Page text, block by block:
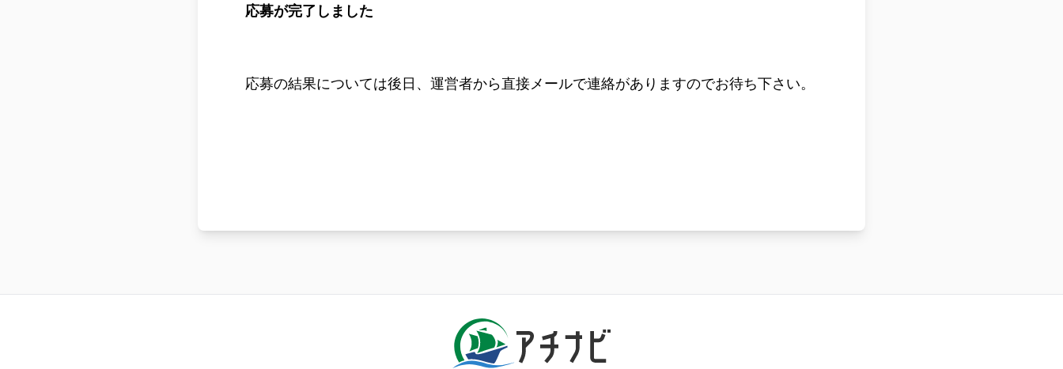
応募が完了しました
応募の結果については後⽇、運営者から直接メールで連絡がありますのでお待ち下さい。